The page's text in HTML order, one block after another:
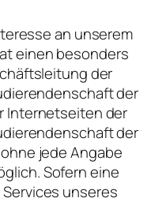
an unserem
einen besonders
der
der
Internetseiten der
der
jede Angabe
Sofern eine
unseres